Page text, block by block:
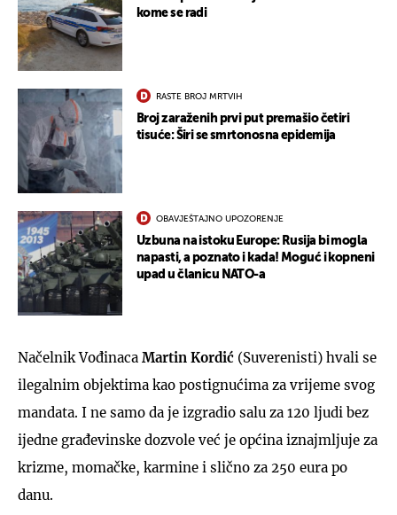
kome se radi
RASTE BROJ MRTVIH
Broj zaraženih prvi put premašio četiri
tisuće: Širi se smrtonosna epidemija
OBAVJEŠTAJNO UPOZORENJE
Uzbuna na istoku Europe: Rusija bi mogla
napasti, a poznato i kada! Moguć i kopneni
upad u članicu NATO-a
Načelnik Vođinaca Martin Kordić (Suverenisti) hvali se
ilegalnim objektima kao postignućima za vrijeme svog
mandata. I ne samo da je izgradio salu za 120 ljudi bez
ijedne građevinske dozvole već je općina iznajmljuje za
krizme, momačke, karmine i slično za 250 eura po
danu.